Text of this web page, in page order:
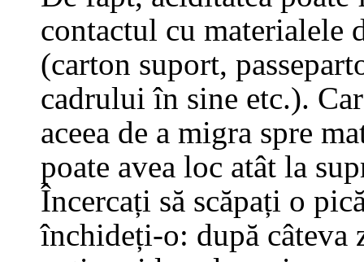
contactul cu materialele
(carton suport,
cadrului în sine etc.).
aceea de a migra spre
poate avea loc atât la
Încercați să scăpați o
închideți-o: după câteva